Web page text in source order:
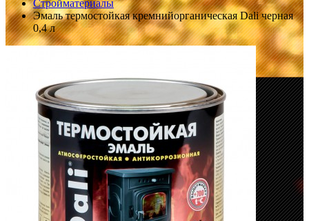
Стройматериалы
Эмаль термостойкая кремнийорганическая Dali черная
0,4 л